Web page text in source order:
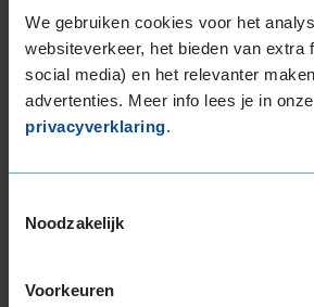
We gebruiken cookies voor het
websiteverkeer, het bieden van extra
social media) en het relevanter
advertenties. Meer info lees je in onze
privacyverklaring.
Noodzakelijk
Voorkeuren
Per band €
Montage
Balanceren